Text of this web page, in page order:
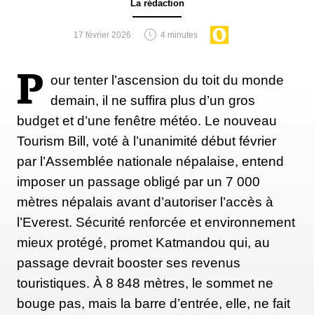
La rédaction
17 février 2026 4 minutes
P our tenter l’ascension du toit du monde
demain, il ne suffira plus d’un gros
budget et d’une fenêtre météo. Le nouveau
Tourism Bill, voté à l’unanimité début février
par l’Assemblée nationale népalaise, entend
imposer un passage obligé par un 7 000
mètres népalais avant d’autoriser l’accès à
l’Everest. Sécurité renforcée et environnement
mieux protégé, promet Katmandou qui, au
passage devrait booster ses revenus
touristiques. À 8 848 mètres, le sommet ne
bouge pas, mais la barre d’entrée, elle, ne fait